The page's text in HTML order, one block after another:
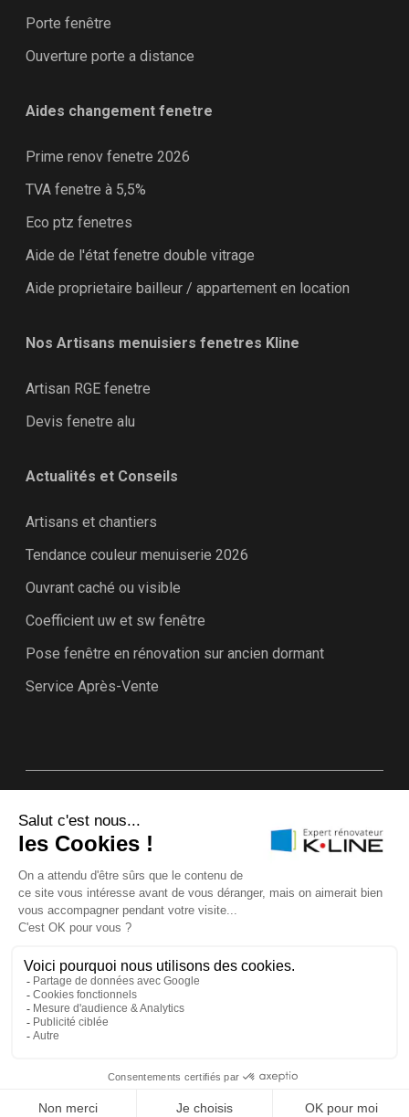
Porte fenêtre
Ouverture porte a distance
Aides changement fenetre
Prime renov fenetre 2026
TVA fenetre à 5,5%
Eco ptz fenetres
Aide de l'état fenetre double vitrage
Aide proprietaire bailleur / appartement en location
Nos Artisans menuisiers fenetres Kline
Artisan RGE fenetre
Devis fenetre alu
Actualités et Conseils
Artisans et chantiers
Tendance couleur menuiserie 2026
Ouvrant caché ou visible
Coefficient uw et sw fenêtre
Pose fenêtre en rénovation sur ancien dormant
Service Après-Vente
Annuaire Experts rénovateurs K•LINE
Mentions légales & CGU
Politique d’utilisation des cookies
Protection des données
Garanties K•LINE